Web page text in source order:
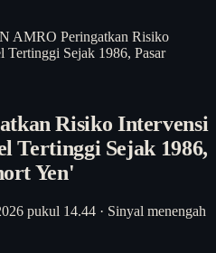
AMRO Peringatkan Risiko
Sejak 1986, Pasar
Risiko Intervensi
Tertinggi Sejak 1986,
Yen'
pukul 14.44 · Sinyal menengah